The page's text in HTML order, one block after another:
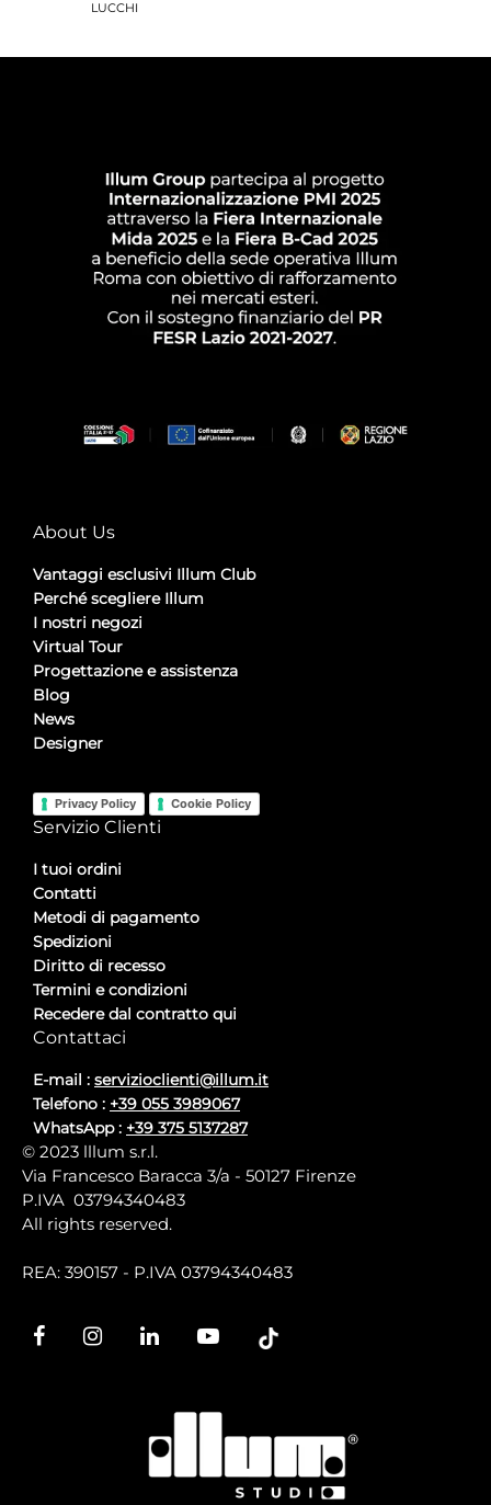
LUCCHI
About Us
Vantaggi esclusivi Illum Club
Perché scegliere Illum
I nostri negozi
Virtual Tour
Progettazione e assistenza
Blog
News
Designer
Privacy Policy Cookie Policy
Servizio Clienti
I tuoi ordini
Contatti
Metodi di pagamento
Spedizioni
Diritto di recesso
Termini e condizioni
Recedere dal contratto qui
Contattaci
E-mail : servizioclienti@illum.it
Telefono : +39 055 3989067
WhatsApp : +39 375 5137287
© 2023 lllum s.r.l.
Via Francesco Baracca 3/a - 50127 Firenze
P.IVA 03794340483
All rights reserved.
REA: 390157 - P.IVA 03794340483